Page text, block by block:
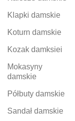
Klapki damskie
Koturn damskie
Kozak damksiei
Mokasyny
damskie
Półbuty damskie
Sandał damskie